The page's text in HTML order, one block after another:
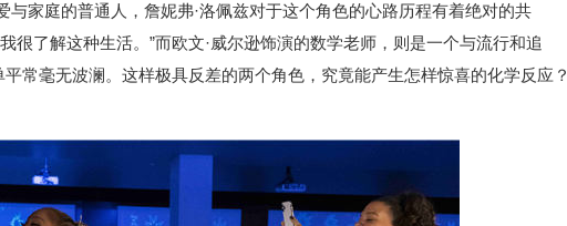
与家庭的普通人，詹妮弗·洛佩兹对于这个角色的心路历程有着绝对的共
很了解这种生活。”而欧文·威尔逊饰演的数学老师，则是一个与流行和追
平常毫无波澜。这样极具反差的两个角色，究竟能产生怎样惊喜的化学反应？